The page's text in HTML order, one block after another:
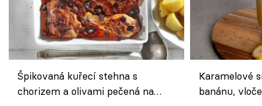
Špikovaná kuřecí stehna s
chorizem a olivami pečená na
Karamelové
banánu,